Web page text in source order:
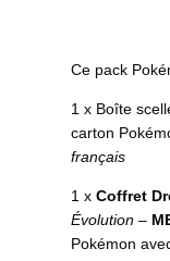
Ce pack
1 x Boîte
carton
français
1 x Coffret
Évolution –
Pokémon